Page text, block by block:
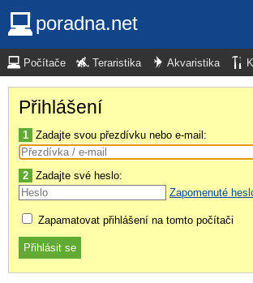
poradna.net
Počítače Teraristika Akvaristika
Přihlášení
1 Zadajte svou přezdívku nebo e-mail:
2 Zadajte své heslo:
Zapomenuté
Zapamatovat přihlášení na tomto počítači